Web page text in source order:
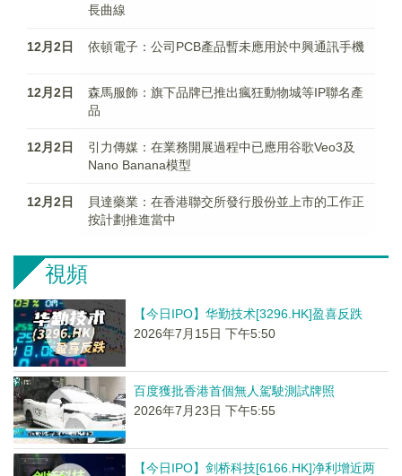
長曲線
12月2日 依頓電子：公司PCB產品暫未應用於中興通訊手機
12月2日
森馬服飾：旗下品牌已推出瘋狂動物城等IP聯名產
品
12月2日
引力傳媒：在業務開展過程中已應用谷歌Veo3及
Nano Banana模型
12月2日
貝達藥業：在香港聯交所發行股份並上市的工作正
按計劃推進當中
視頻
【今日IPO】华勤技术[3296.HK]盈喜反跌
2026年7月15日 下午5:50
百度獲批香港首個無人駕駛測試牌照
2026年7月23日 下午5:55
【今日IPO】剑桥科技[6166.HK]净利增近两